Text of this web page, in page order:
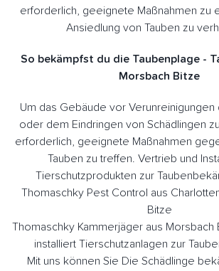
erforderlich, geeignete Maßnahmen zu
Ansiedlung von Tauben zu
So bekämpfst du die Taubenplage -
Morsbach Bitze
Um das Gebäude vor Verunreinigungen
oder dem Eindringen von Schädlingen
erforderlich, geeignete Maßnahmen
Tauben zu treffen. Vertrieb und
Tierschutzprodukten zur
Thomaschky Pest Control aus
Bitze
Thomaschky Kammerjäger aus Morsbach
installiert Tierschutzanlagen zur
Mit uns können Sie Die Schädlinge